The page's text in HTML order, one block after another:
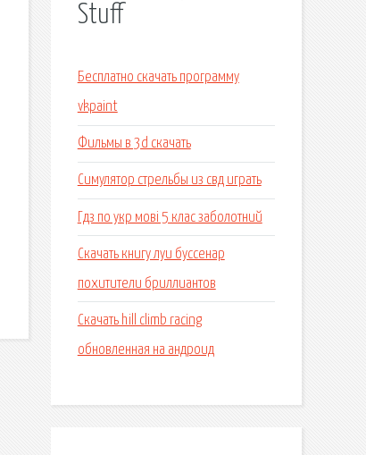
Stuff
Бесплатно скачать программу
vkpaint
Фильмы в 3d скачать
Симулятор стрельбы из свд играть
Гдз по укр мові 5 клас заболотний
Скачать книгу луи буссенар
похитители бриллиантов
Скачать hill climb racing
обновленная на андроид